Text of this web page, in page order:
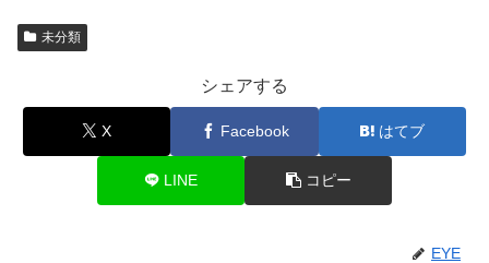
未分類
シェアする
X Facebook はてブ
LINE コピー
EYE